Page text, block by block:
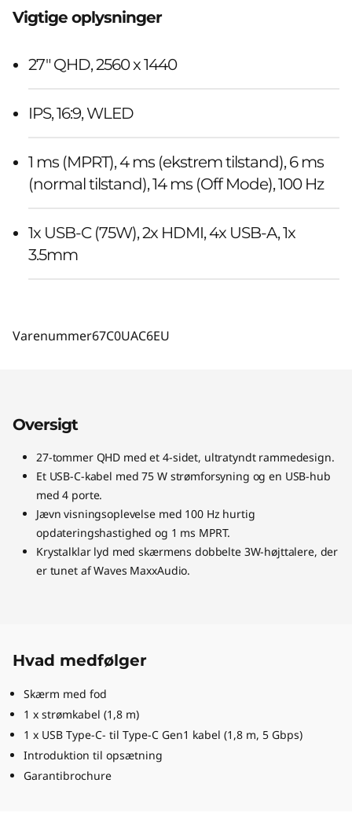
Vigtige oplysninger
27" QHD, 2560 x 1440
IPS, 16:9, WLED
1 ms (MPRT), 4 ms (ekstrem tilstand), 6 ms
(normal tilstand), 14 ms (Off Mode), 100 Hz
1x USB-C (75W), 2x HDMI, 4x USB-A, 1x
3.5mm
Varenummer67C0UAC6EU
Oversigt
27-tommer QHD med et 4-sidet, ultratyndt rammedesign.
Et USB-C-kabel med 75 W strømforsyning og en USB-hub
med 4 porte.
Jævn visningsoplevelse med 100 Hz hurtig
opdateringshastighed og 1 ms MPRT.
Krystalklar lyd med skærmens dobbelte 3W-højttalere, der
er tunet af Waves MaxxAudio.
Hvad medfølger
Skærm med fod
1 x strømkabel (1,8 m)
1 x USB Type-C- til Type-C Gen1 kabel (1,8 m, 5 Gbps)
Introduktion til opsætning
Garantibrochure